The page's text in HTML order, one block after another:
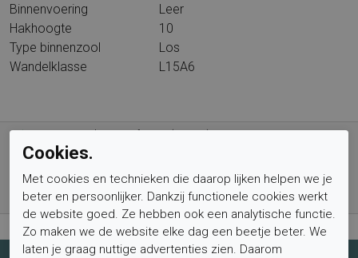
Binnenvoering
Leer
Hakhoogte
10
Type binnenzool
Los
Wandelklasse
L15A6
Gratis verzending vanaf € 59,- (voor NL)
Bestel nu, betaal achteraf met Klarna
Levertijd 1-2 werkdagen*
Retourtermijn van 2 weken
Cookies.
Met cookies en technieken die daarop lijken helpen we je
beter en persoonlijker. Dankzij functionele cookies werkt
de website goed. Ze hebben ook een analytische functie.
Zo maken we de website elke dag een beetje beter. We
laten je graag nuttige advertenties zien. Daarom